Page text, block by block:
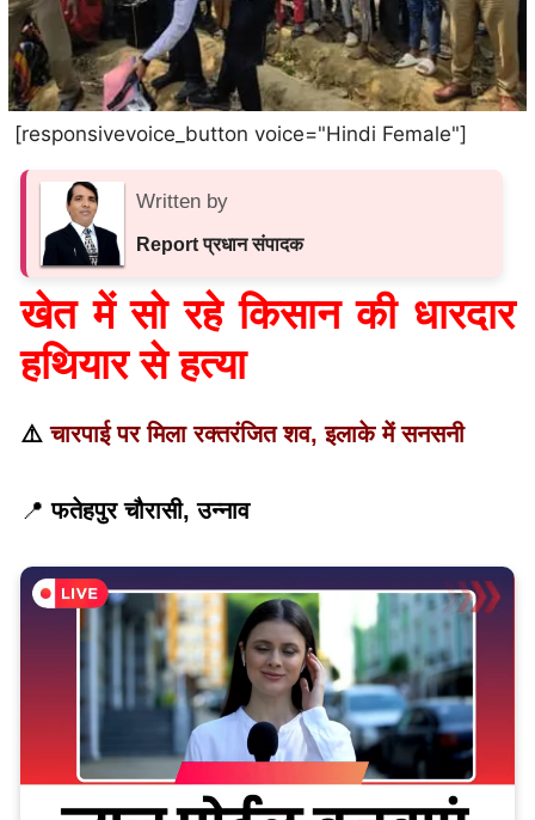
[responsivevoice_button voice="Hindi Female"]
Written by
Report प्रधान संपादक
खेत में सो रहे किसान की धारदार
हथियार से हत्या
⚠️चारपाई पर मिला रक्तरंजित शव, इलाके में सनसनी
📍फतेहपुर चौरासी, उन्नाव